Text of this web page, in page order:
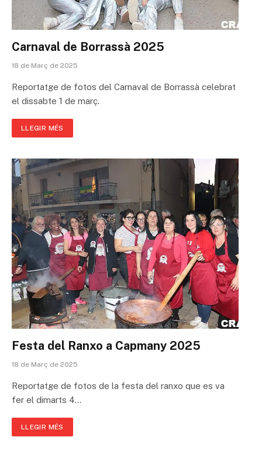
Carnaval de Borrassà 2025
18 de Març de 2025
Reportatge de fotos del Carnaval de Borrassà celebrat
el dissabte 1 de març.
LLEGIR MÉS
Festa del Ranxo a Capmany 2025
18 de Març de 2025
Reportatge de fotos de la festa del ranxo que es va
fer el dimarts 4…
LLEGIR MÉS